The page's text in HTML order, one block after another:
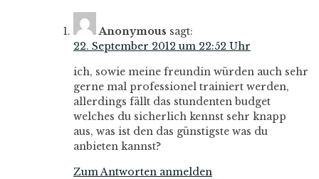
Anonymous sagt:
22. September 2012 um 22:52 Uhr
ich, sowie meine freundin würden auch sehr
gerne mal professionel trainiert werden,
allerdings fällt das stundenten budget
welches du sicherlich kennst sehr knapp
aus, was ist den das günstigste was du
anbieten kannst?
Zum Antworten anmelden